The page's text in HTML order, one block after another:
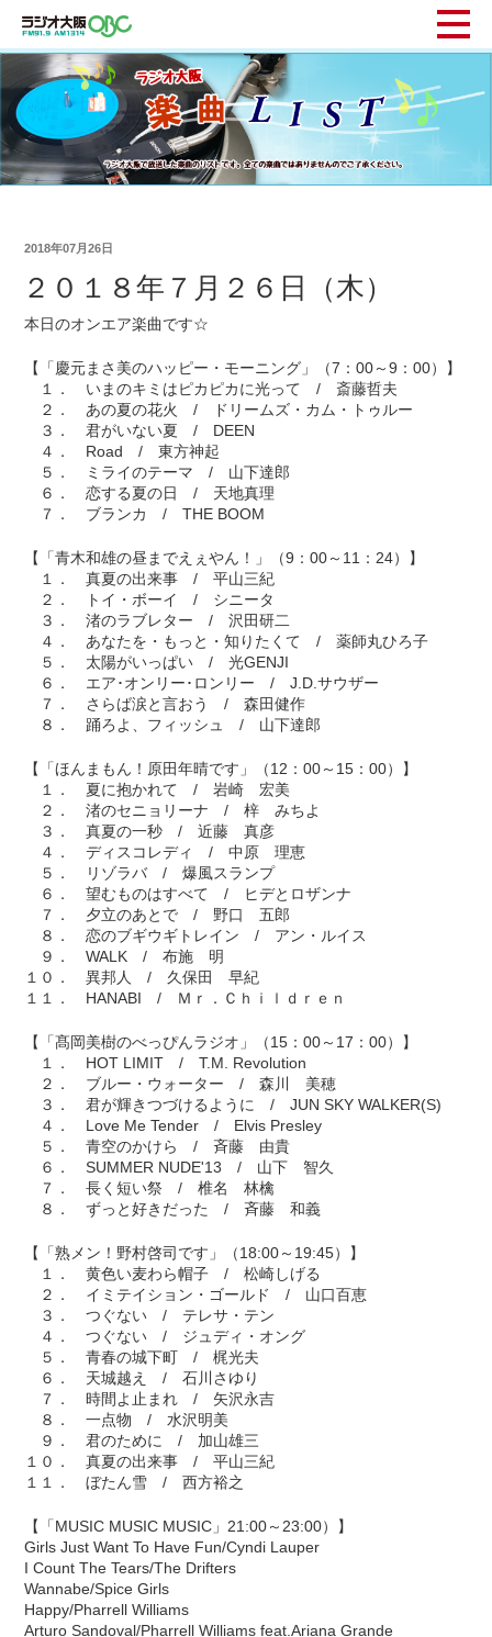
2018年07月26日
２０１８年７月２６日（木）
本日のオンエア楽曲です☆
【「慶元まさ美のハッピー・モーニング」（7：00～9：00）】
１． いまのキミはピカピカに光って / 斎藤哲夫
２． あの夏の花火 / ドリームズ・カム・トゥルー
３． 君がいない夏 / DEEN
４． Road / 東方神起
５． ミライのテーマ / 山下達郎
６． 恋する夏の日 / 天地真理
７． ブランカ / THE BOOM
【「青木和雄の昼までえぇやん！」（9：00～11：24）】
１． 真夏の出来事 / 平山三紀
２． トイ・ボーイ / シニータ
３． 渚のラブレター / 沢田研二
４． あなたを・もっと・知りたくて / 薬師丸ひろ子
５． 太陽がいっぱい / 光GENJI
６． エア･オンリー･ロンリー / J.D.サウザー
７． さらば涙と言おう / 森田健作
８． 踊ろよ、フィッシュ / 山下達郎
【「ほんまもん！原田年晴です」（12：00～15：00）】
１． 夏に抱かれて / 岩崎 宏美
２． 渚のセニョリーナ / 梓 みちよ
３． 真夏の一秒 / 近藤 真彦
４． ディスコレディ / 中原 理恵
５． リゾラバ / 爆風スランプ
６． 望むものはすべて / ヒデとロザンナ
７． 夕立のあとで / 野口 五郎
８． 恋のブギウギトレイン / アン・ルイス
９． WALK / 布施 明
１０． 異邦人 / 久保田 早紀
１１． HANABI / Ｍｒ．Ｃｈｉｌｄｒｅｎ
【「髙岡美樹のべっぴんラジオ」（15：00～17：00）】
１． HOT LIMIT / T.M. Revolution
２． ブルー・ウォーター / 森川 美穂
３． 君が輝きつづけるように / JUN SKY WALKER(S)
４． Love Me Tender / Elvis Presley
５． 青空のかけら / 斉藤 由貴
６． SUMMER NUDE'13 / 山下 智久
７． 長く短い祭 / 椎名 林檎
８． ずっと好きだった / 斉藤 和義
【「熟メン！野村啓司です」（18:00～19:45）】
１． 黄色い麦わら帽子 / 松崎しげる
２． イミテイション・ゴールド / 山口百恵
３． つぐない / テレサ・テン
４． つぐない / ジュディ・オング
５． 青春の城下町 / 梶光夫
６． 天城越え / 石川さゆり
７． 時間よ止まれ / 矢沢永吉
８． 一点物 / 水沢明美
９． 君のために / 加山雄三
１０． 真夏の出来事 / 平山三紀
１１． ぼたん雪 / 西方裕之
【「MUSIC MUSIC MUSIC」21:00～23:00）】
Girls Just Want To Have Fun/Cyndi Lauper
I Count The Tears/The Drifters
Wannabe/Spice Girls
Happy/Pharrell Williams
Arturo Sandoval/Pharrell Williams feat.Ariana Grande